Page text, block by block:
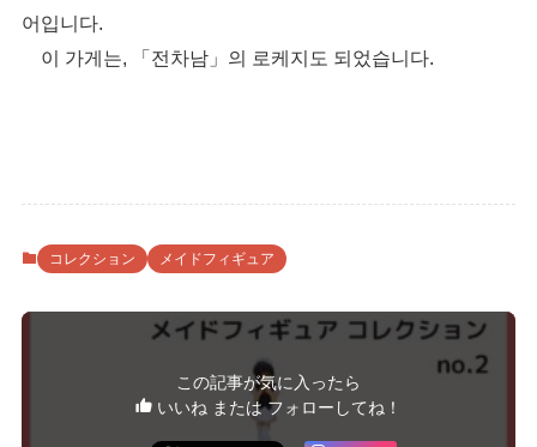
어입니다.
이 가게는, 「전차남」의 로케지도 되었습니다.
コレクション メイドフィギュア
この記事が気に入ったら
いいね または フォローしてね！